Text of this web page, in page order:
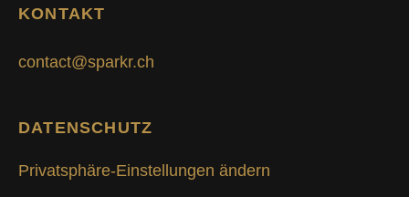
KONTAKT
contact@sparkr.ch
DATENSCHUTZ
Privatsphäre-Einstellungen ändern